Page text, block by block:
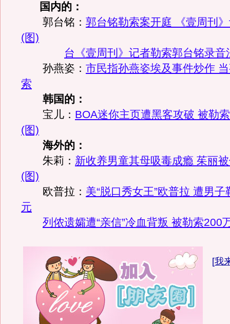
国内的：
郭台铭： 郭台铭勒索案开庭 《壹周刊
(图)
台《壹周刊》记者勒索郭台铭录音
孙燕姿： 市民指孙燕姿埃及事件炒作
索
韩国的：
宝儿： BOA迷你主页遭黑客攻破 被勒
(图)
海外的：
朱莉： 新收养男童其母吸毒成瘾 茱丽
(图)
欧普拉： 美“脱口秀女王”欧普拉 遭男
元
列侬遗孀遭“亲信”冷血背叛 被勒索200
[我